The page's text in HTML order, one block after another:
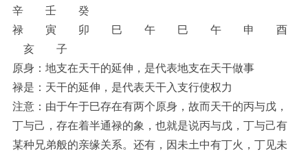
辛 壬 癸
禄 寅 卯 巳 午 巳 午 申 酉
亥 子
原身：地支在天干的延伸，是代表地支在天干做事
禄是：天干的延伸，是代表天干入支行使权力
注意：由于午于巳存在有两个原身，故而天干的丙与戊，
丁与己，存在着半通禄的象，也就是说丙与戊，丁与己有
某种兄弟般的亲缘关系。还有，因未土中有丁火，丁见未